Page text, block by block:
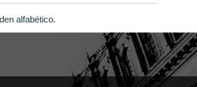
alfabético.